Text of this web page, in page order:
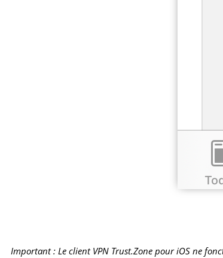
Important : Le client VPN Trust.Zone pour iOS ne